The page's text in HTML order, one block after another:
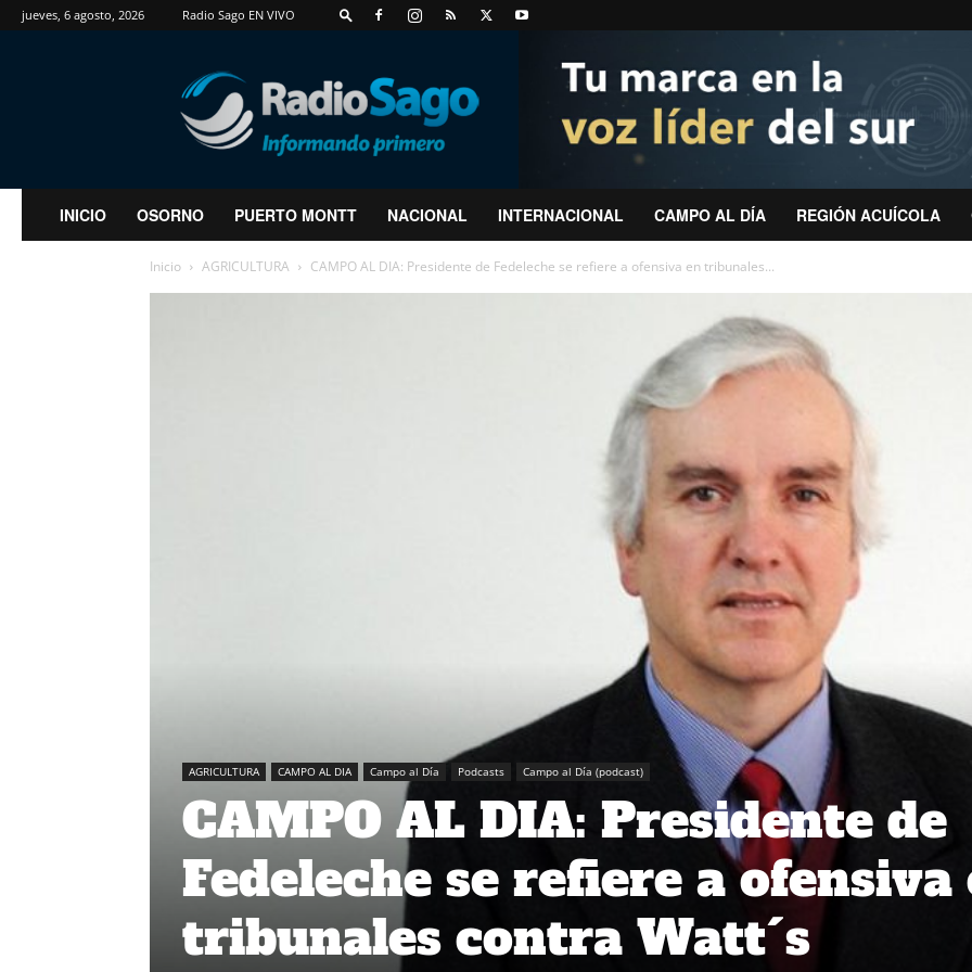
jueves, 6 agosto, 2026 Radio Sago EN VIVO
RadioSago
INICIO OSORNO PUERTO MONTT NACIONAL INTERNACIONAL CAMPO AL DÍA REGIÓN ACUÍCOLA
Inicio AGRICULTURA CAMPO AL DIA: Presidente de Fedeleche se refiere a ofensiva en tribunales...
AGRICULTURA CAMPO AL DIA Campo al Día Podcasts Campo al Día (podcast)
CAMPO AL DIA: Presidente de
Fedeleche se refiere a ofensiva
tribunales contra Watt´s